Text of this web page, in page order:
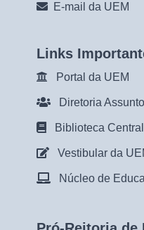
E-mail da UEM
Links
Portal da UEM
Diretoria
Biblioteca
Vestibular da
Núcleo de